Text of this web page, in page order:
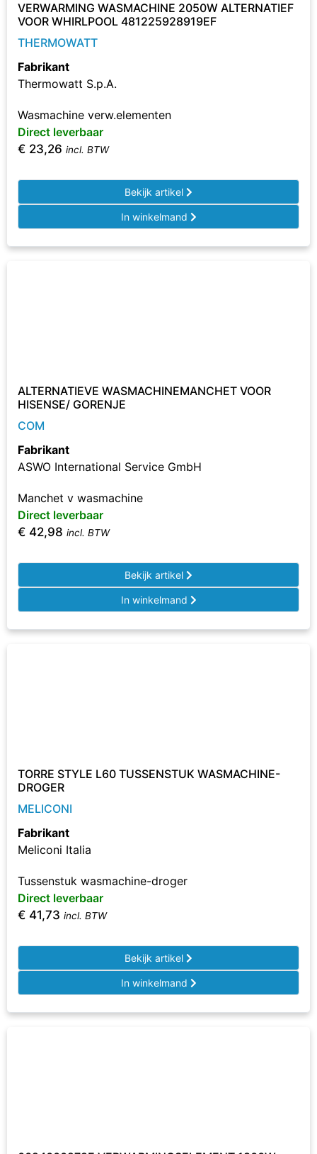
VERWARMING WASMACHINE 2050W ALTERNATIEF
VOOR WHIRLPOOL 481225928919EF
THERMOWATT
Fabrikant
Thermowatt S.p.A.
Wasmachine verw.elementen
Direct leverbaar
€ 23,26 incl. BTW
Bekijk artikel
In winkelmand
ALTERNATIEVE WASMACHINEMANCHET VOOR
HISENSE/ GORENJE
COM
Fabrikant
ASWO International Service GmbH
Manchet v wasmachine
Direct leverbaar
€ 42,98 incl. BTW
Bekijk artikel
In winkelmand
TORRE STYLE L60 TUSSENSTUK WASMACHINE-
DROGER
MELICONI
Fabrikant
Meliconi Italia
Tussenstuk wasmachine-droger
Direct leverbaar
€ 41,73 incl. BTW
Bekijk artikel
In winkelmand